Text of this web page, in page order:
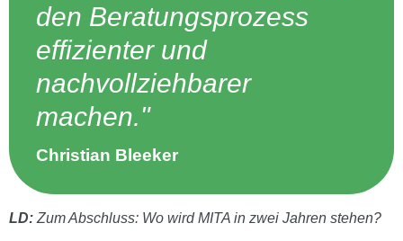
den Beratungsprozess
effizienter und
nachvollziehbarer
machen."
Christian Bleeker
LD: Zum Abschluss: Wo wird MITA in zwei Jahren stehen?